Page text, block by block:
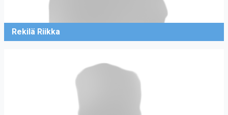
Rekilä Riikka